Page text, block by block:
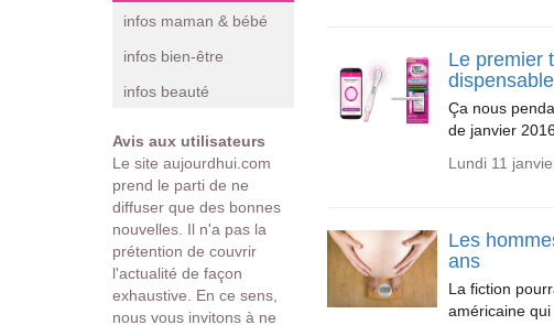
infos maman & bébé
infos bien-être
infos beauté
Avis aux utilisateurs
Le site aujourdhui.com
prend le parti de ne
diffuser que des bonnes
nouvelles. Il n'a pas la
prétention de couvrir
l'actualité de façon
exhaustive. En ce sens,
nous vous invitons à ne
Le premier
dispensable
Ça nous
de janvier
Lundi 11
Les
ans
La fiction
américaine